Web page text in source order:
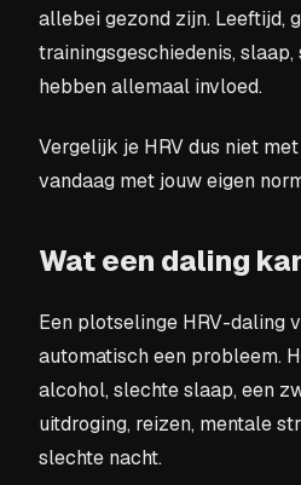
allebei gezond zijn. Leeftijd,
trainingsgeschiedenis,
hebben allemaal invloed.
Vergelijk je HRV dus niet
vandaag met jouw eigen
Wat een daling
Een plotselinge HRV-daling
automatisch een probleem.
alcohol, slechte slaap, een
uitdroging, reizen, mentale
slechte nacht.